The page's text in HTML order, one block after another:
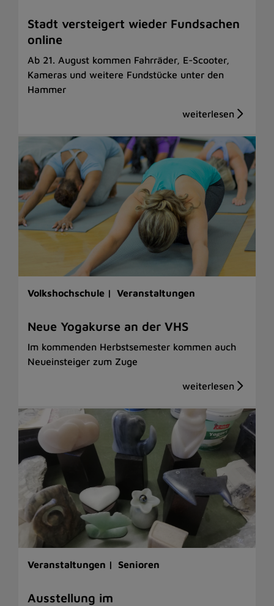
Stadt versteigert wieder Fundsachen
online
Ab 21. August kommen Fahrräder, E-Scooter,
Kameras und weitere Fundstücke unter den
Hammer
Volkshochschule | Veranstaltungen
Neue Yogakurse an der VHS
Im kommenden Herbstsemester kommen auch
Neueinsteiger zum Zuge
Veranstaltungen | Senioren
Ausstellung im